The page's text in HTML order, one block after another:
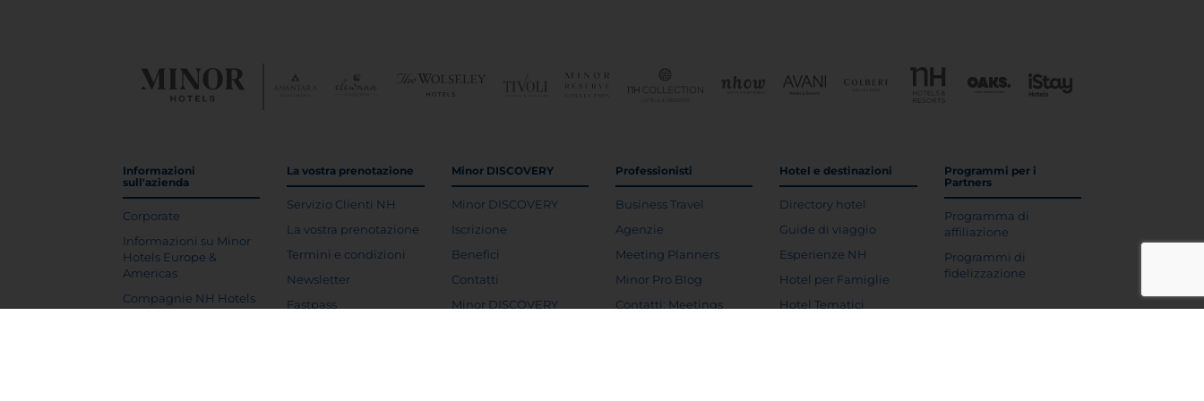
Informazioni
sull'azienda
Corporate
Informazioni su Minor
Hotels Europe &
Americas
Compagnie NH Hotels
La vostra prenotazione
Servizio Clienti NH
La vostra prenotazione
Termini e condizioni
Newsletter
Fastpass
Minor DISCOVERY
Minor DISCOVERY
Iscrizione
Benefici
Contatti
Minor DISCOVERY
Professionisti
Business Travel
Agenzie
Meeting Planners
Minor Pro Blog
Contatti: Meetings
Hotel e destinazioni
Directory hotel
Guide di viaggio
Esperienze NH
Hotel per Famiglie
Hotel Tematici
Programmi per i
Partners
Programma di
affiliazione
Programmi di
fidelizzazione